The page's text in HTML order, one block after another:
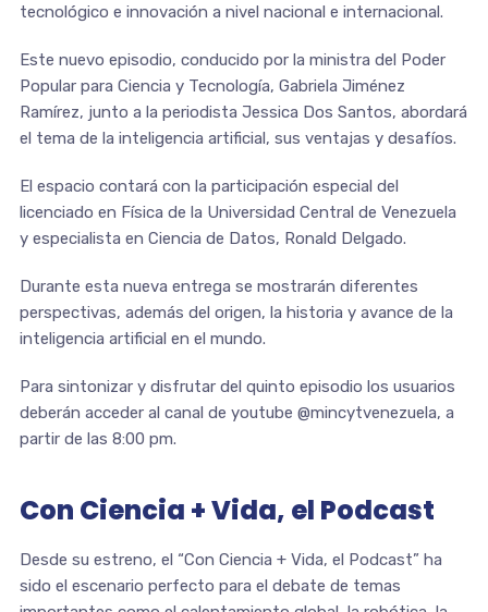
tecnológico e innovación a nivel nacional e internacional.
Este nuevo episodio, conducido por la ministra del Poder
Popular para Ciencia y Tecnología, Gabriela Jiménez
Ramírez, junto a la periodista Jessica Dos Santos, abordará
el tema de la inteligencia artificial, sus ventajas y desafíos.
El espacio contará con la participación especial del
licenciado en Física de la Universidad Central de Venezuela
y especialista en Ciencia de Datos, Ronald Delgado.
Durante esta nueva entrega se mostrarán diferentes
perspectivas, además del origen, la historia y avance de la
inteligencia artificial en el mundo.
Para sintonizar y disfrutar del quinto episodio los usuarios
deberán acceder al canal de youtube @mincytvenezuela, a
partir de las 8:00 pm.
Con Ciencia + Vida, el Podcast
Desde su estreno, el “Con Ciencia + Vida, el Podcast” ha
sido el escenario perfecto para el debate de temas